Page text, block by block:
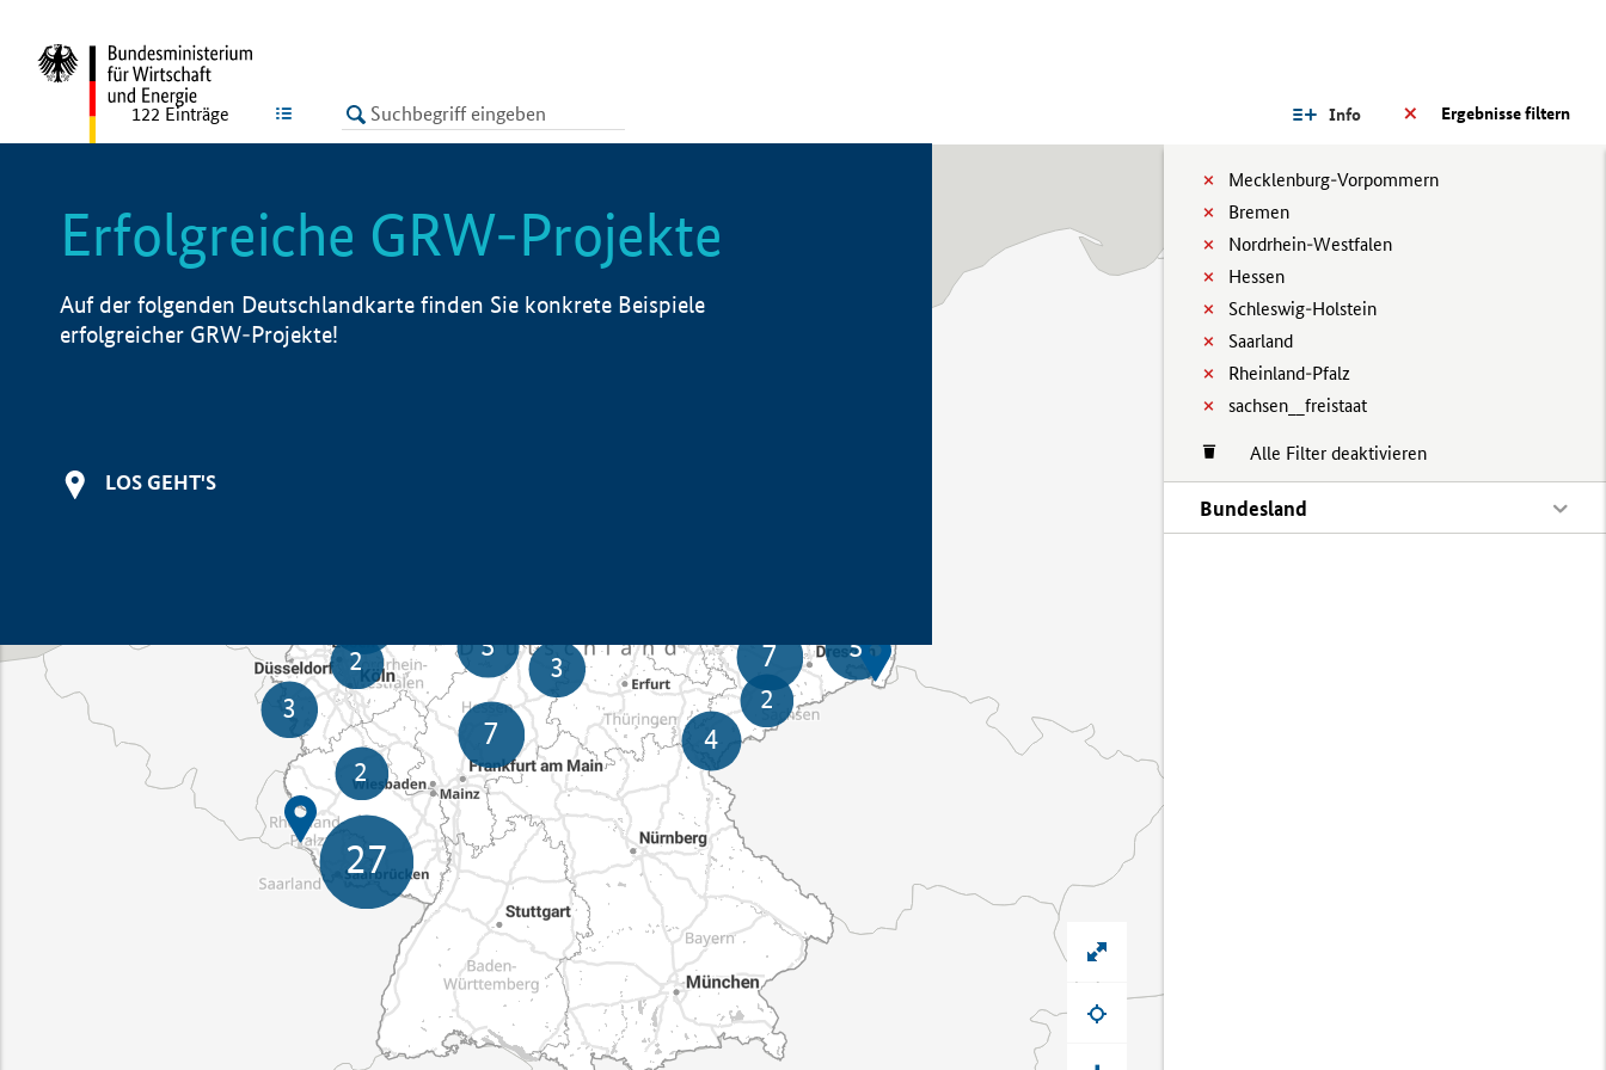
LISTE Ergebnisse filtern
Info
Mecklenburg-Vorpommern
Bremen
Nordrhein-Westfalen
Hessen
Schleswig-Holstein
Saarland
Rheinland-Pfalz
sachsen__freistaat
Alle Filter deaktivieren
Bundesland
122 Einträge
Erfolgreiche GRW-Projekte
Auf der folgenden Deutschlandkarte finden Sie konkrete Beispiele
erfolgreicher GRW-Projekte!
LOS GEHT'S